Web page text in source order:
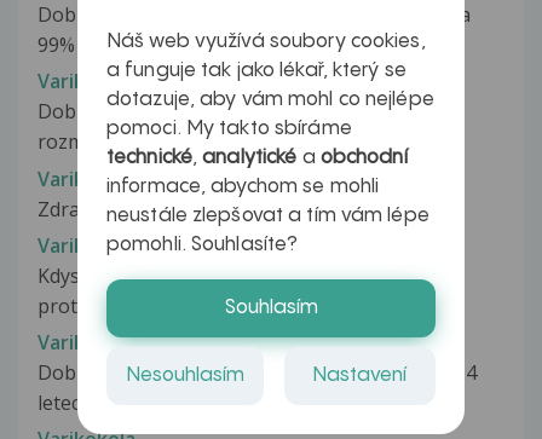
Dobrý den co jsem pročítal internet, tak mán na
99% tu varikokélu. Ještě jsem...
Varikokela
Dobrý múže varikokela narúst do takových
rozmerú že se uz nebude dát odstraniť...
Varikokéla
Zdravím může to být varikotela
Varikokela
Kdys nemuzu jit na mikrochirurgicku operaci
protoze sem ze slovenska a zde nedelaji...
Varikokéla
Dobrý den, rád bych se Vás zeptal na radu. Ve 14
letech jsem byl na operaci...
Náš web využívá soubory cookies,
a funguje tak jako lékař, který se
dotazuje, aby vám mohl co nejlépe
pomoci. My takto sbíráme
technické,analytické a obchodní
informace, abychom se mohli
neustále zlepšovat a tím vám lépe
pomohli. Souhlasíte?
Souhlasím
Nesouhlasím Nastavení